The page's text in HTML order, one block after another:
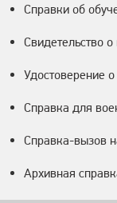
Справки об
Свидетельство
Удостоверение
Справка для
Справка-вызов
Архивная